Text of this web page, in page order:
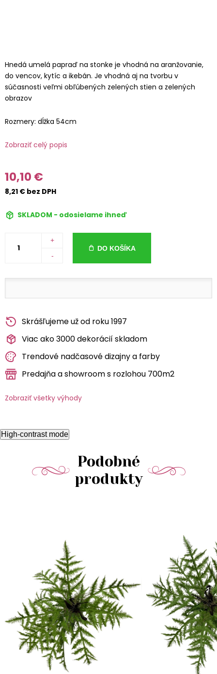
Hnedá umelá papraď na stonke je vhodná na aranžovanie,
do vencov, kytíc a ikebán. Je vhodná aj na tvorbu v
súčasnosti veľmi obľúbených zelených stien a zelených
obrazov
Rozmery: dĺžka 54cm
Zobraziť celý popis
10,10 €
8,21 € bez DPH
SKLADOM - odosielame ihneď
+
-
DO KOŠÍKA
Skrášľujeme už od roku 1997
Viac ako 3000 dekorácií skladom
Trendové nadčasové dizajny a farby
Predajňa a showroom s rozlohou 700m2
Zobraziť všetky výhody
High-contrast mode
Podobné
produkty